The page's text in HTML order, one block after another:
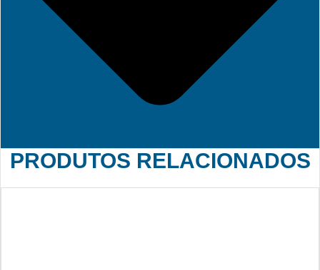
PRODUTOS RELACIONADOS